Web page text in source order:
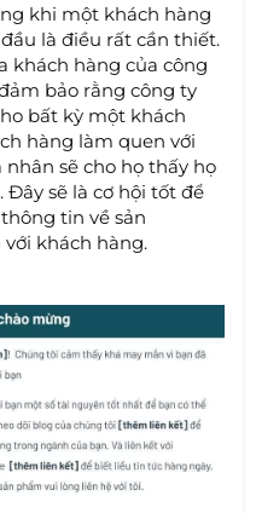
khi một khách hàng
là điều rất cần thiết.
khách hàng của công
bảo rằng công ty
bất kỳ một khách
hàng làm quen với
sẽ cho họ thấy họ
sẽ là cơ hội tốt để
tin về sản
khách hàng.